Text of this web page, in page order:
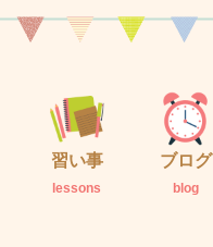
習い事
lessons
ブログ
blog